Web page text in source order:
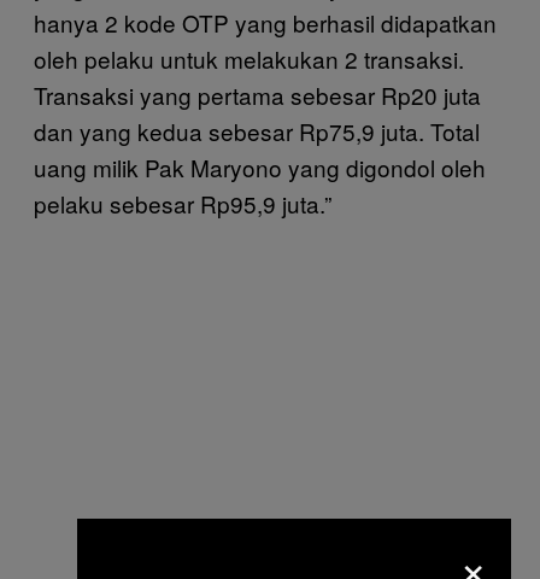
hanya 2 kode OTP yang berhasil didapatkan
oleh pelaku untuk melakukan 2 transaksi.
Transaksi yang pertama sebesar Rp20 juta
dan yang kedua sebesar Rp75,9 juta. Total
uang milik Pak Maryono yang digondol oleh
pelaku sebesar Rp95,9 juta.”
×